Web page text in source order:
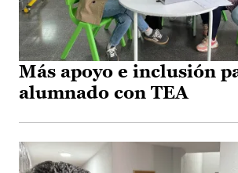
Más apoyo e inclusión
alumnado con TEA